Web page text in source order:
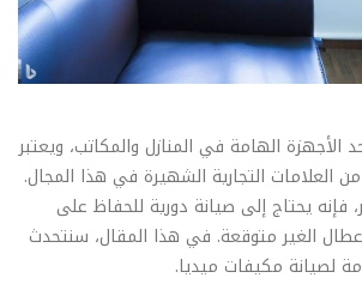
الأجهزة الهامة في المنازل والمكاتب، ويعتبر
العلامات التجارية الشهيرة في هذا المجال.
فإنه يحتاج إلى صيانة دورية للحفاظ على
الغير متوقعة. في هذا المقال، سنتحدث
لصيانة مكيفات ميديا.